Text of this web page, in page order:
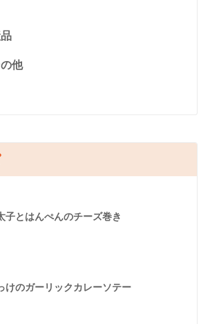
他
子とはんぺんのチーズ巻き
けのガーリックカレーソテー